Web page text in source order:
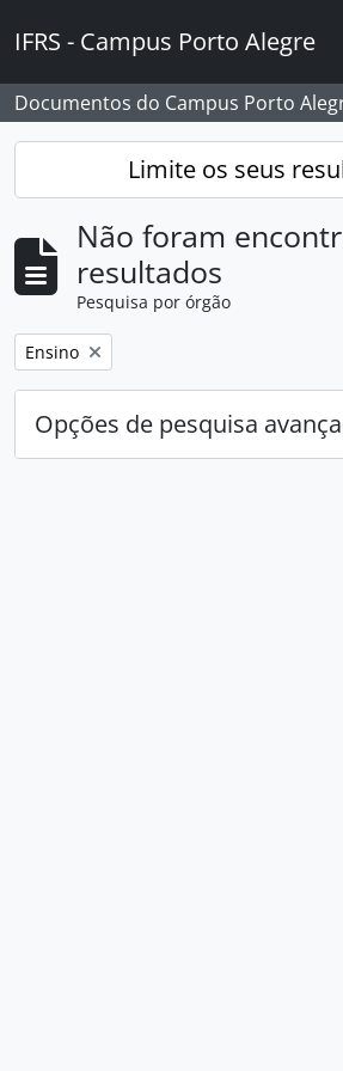
IFRS - Campus Porto Alegre
Documentos do Campus Porto
Limite os seus
Não foram
resultados
Pesquisa por órgão
Remover filtro:
Ensino
Opções de pesquisa